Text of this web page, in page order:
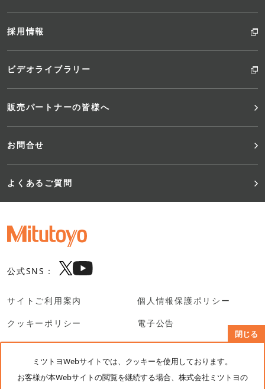
採用情報
ビデオライブラリー
販売パートナーの皆様へ
お問合せ
よくあるご質問
公式SNS：
サイトご利用案内
個人情報保護ポリシー
クッキーポリシー
電子公告
SNS利用規約
© Mitutoyo Corporation. All rights reserved.
ミツトヨWebサイトでは、クッキーを使用しております。
お客様が本Webサイトの閲覧を継続する場合、株式会社ミツトヨの
閉じる